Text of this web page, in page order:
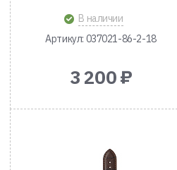
В наличии
Артикул: 037021-86-2-18
3 200 ₽